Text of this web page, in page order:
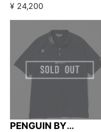
トップ グリーン
【GO/LOOK!限定販売】
¥ 24,200
PENGUIN BY